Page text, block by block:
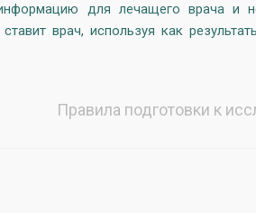
для лечащего врача и
врач, используя как
Правила подготовки к